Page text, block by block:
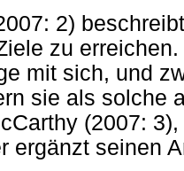
2)
zu
mit sich, und
sie als solche
(2007:
ergänzt seinen